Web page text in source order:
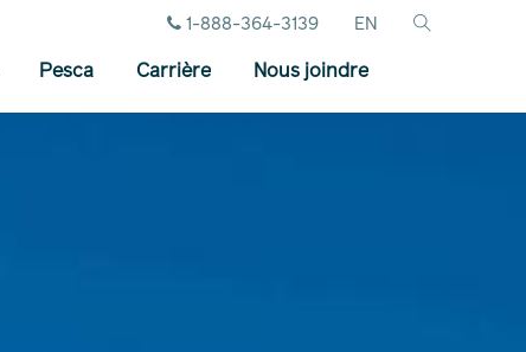
EN
1-888-364-3139
Pesca Carrière Nous joindre